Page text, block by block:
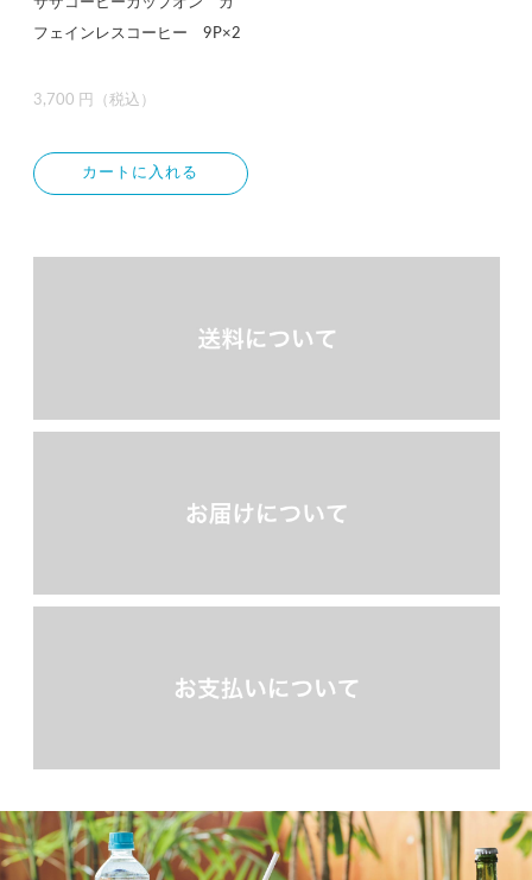
フェインレスコーヒー 9P×2
3,700 円（税込）
カートに入れる